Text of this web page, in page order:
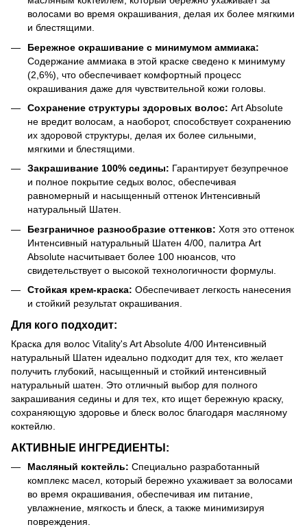
волосами во время окрашивания, делая их более мягкими
и блестящими.
Бережное окрашивание с минимумом аммиака:
Содержание аммиака в этой краске сведено к минимуму
(2,6%), что обеспечивает комфортный процесс
окрашивания даже для чувствительной кожи головы.
Сохранение структуры здоровых волос: Art Absolute
не вредит волосам, а наоборот, способствует сохранению
их здоровой структуры, делая их более сильными,
мягкими и блестящими.
Закрашивание 100% седины: Гарантирует безупречное
и полное покрытие седых волос, обеспечивая
равномерный и насыщенный оттенок Интенсивный
натуральный Шатен.
Безграничное разнообразие оттенков: Хотя это оттенок
Интенсивный натуральный Шатен 4/00, палитра Art
Absolute насчитывает более 100 нюансов, что
свидетельствует о высокой технологичности формулы.
Стойкая крем-краска: Обеспечивает легкость нанесения
и стойкий результат окрашивания.
Для кого подходит:
Краска для волос Vitality's Art Absolute 4/00 Интенсивный
натуральный Шатен идеально подходит для тех, кто желает
получить глубокий, насыщенный и стойкий интенсивный
натуральный шатен. Это отличный выбор для полного
закрашивания седины и для тех, кто ищет бережную краску,
сохраняющую здоровье и блеск волос благодаря масляному
коктейлю.
АКТИВНЫЕ ИНГРЕДИЕНТЫ:
Масляный коктейль: Специально разработанный
комплекс масел, который бережно ухаживает за волосами
во время окрашивания, обеспечивая им питание,
увлажнение, мягкость и блеск, а также минимизируя
повреждения.